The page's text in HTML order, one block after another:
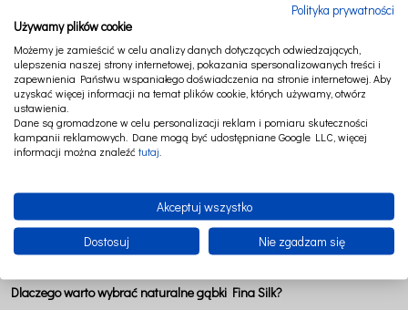
Gąbki „jedwabne” Fina Silk uznawane są za jedne z najdelikatniejszych
naturalnych gąbek na świecie. Ich miękka, gładka struktura sprawia, że
doskonale sprawdzają się podczas codziennej pielęgnacji nawet najbardziej
wrażliwej skóry niemowląt i małych dzieci.
Naturalna gąbka morska delikatnie oczyszcza skórę, jednocześnie zapewniając
komfortowy masaż oraz przyjemne uczucie relaksu. Podczas kąpieli pomaga
pobudzać krążenie i wspiera naturalną pielęgnację skóry, tworząc spokojny
rytuał pełen miękkości i bliskości.
naturalnym właściwościom są wyjątkowo higieniczne i bezpieczne w
codziennym użytkowaniu.
To produkt w 100% naturalny, ekologiczny i biodegradowalny, tworzony w
Dlaczego warto wybrać naturalne gąbki Fina Silk?
Polityka prywatności
Używamy plików cookie
Możemy je zamieścić w celu analizy danych dotyczących odwiedzających,
ulepszenia naszej strony internetowej, pokazania spersonalizowanych treści i
zapewnienia Państwu wspaniałego doświadczenia na stronie internetowej. Aby
uzyskać więcej informacji na temat plików cookie, których używamy, otwórz
ustawienia.
Dane są gromadzone w celu personalizacji reklam i pomiaru skuteczności
kampanii reklamowych. Dane mogą być udostępniane Google LLC, więcej
informacji można znaleźć tutaj
Akceptuj wszystko
Dostosuj Nie zgadzam się